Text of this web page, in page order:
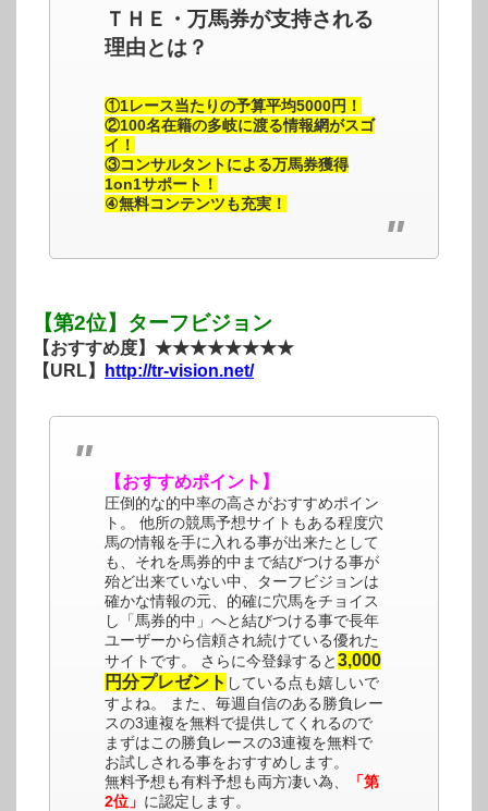
ＴＨＥ・万馬券が支持される
理由とは？
①1レース当たりの予算平均5000円！
②100名在籍の多岐に渡る情報網がスゴ
イ！
③コンサルタントによる万馬券獲得
1on1サポート！
④無料コンテンツも充実！
【第2位】ターフビジョン
【おすすめ度】★★★★★★★★
【URL】
http://tr-vision.net/
【おすすめポイント】
圧倒的な的中率の高さがおすすめポイン
ト。 他所の競馬予想サイトもある程度穴
馬の情報を手に入れる事が出来たとして
も、それを馬券的中まで結びつける事が
殆ど出来ていない中、ターフビジョンは
確かな情報の元、的確に穴馬をチョイス
し「馬券的中」へと結びつける事で長年
ユーザーから信頼され続けている優れた
サイトです。 さらに今登録すると3,000
円分プレゼント している点も嬉しいで
すよね。 また、毎週自信のある勝負レー
スの3連複を無料で提供してくれるので
まずはこの勝負レースの3連複を無料で
お試しされる事をおすすめします。
無料予想も有料予想も両方凄い為、
「第
2位」 に認定します。